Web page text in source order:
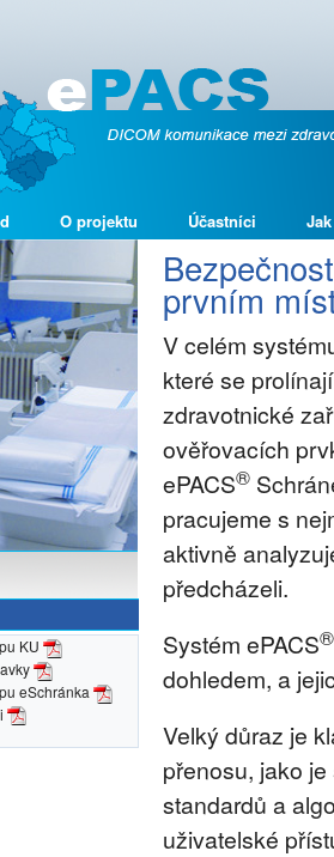
O projektu Účastníci
KU
eSchránka
prvním
V celém
které se
zdravotnické
ověřovacích
ePACS®
pracujeme s
aktivně
předcházeli.
Systém ePACS®
dohledem, a
Velký důraz je
přenosu, jako
standardů a
uživatelské